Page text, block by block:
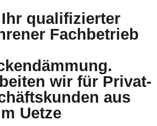
qualifizierter
Fachbetrieb
wir für Privat-
aus
Uetze